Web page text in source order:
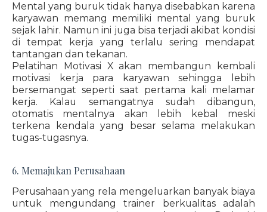
Mental yang buruk tidak hanya disebabkan karena
karyawan memang memiliki mental yang buruk
sejak lahir. Namun ini juga bisa terjadi akibat kondisi
di tempat kerja yang terlalu sering mendapat
tantangan dan tekanan.
Pelatihan Motivasi X akan membangun kembali
motivasi kerja para karyawan sehingga lebih
bersemangat seperti saat pertama kali melamar
kerja. Kalau semangatnya sudah dibangun,
otomatis mentalnya akan lebih kebal meski
terkena kendala yang besar selama melakukan
tugas-tugasnya.
6. Memajukan Perusahaan
Perusahaan yang rela mengeluarkan banyak biaya
untuk mengundang trainer berkualitas adalah